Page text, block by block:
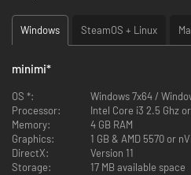
hanno un Luogo Santo ottengono
Abilità esclusiva del leader:
permette alle unità di cavalleria
100℅ del danno quando
religione di Bisanzio. Basilio
scoperta del Progresso civico
Unità esclusive: Bisanzio ha due
Il Dromone sostituisce la
riceve un bonus alla Forza di
Il Tagma sostituisce il Cavaliere e
adiacenti un bonus alla Forza di
Windows SteamOS + Linux
minimi*
OS *:
Windows 7x64 /
Processor:
Intel Core i3 2.5 Ghz
Memory:
4 GB RAM
Graphics:
1 GB & AMD 5570 or
DirectX:
Version 11
Storage:
17 MB available space